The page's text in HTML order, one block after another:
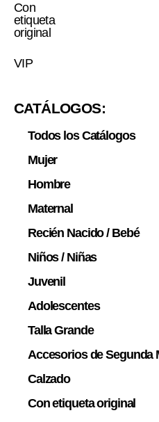
Con
etiqueta
original
VIP
CATÁLOGOS:
Todos los Catálogos
Mujer
Hombre
Maternal
Recién Nacido / Bebé
Niños / Niñas
Juvenil
Adolescentes
Talla Grande
Accesorios de Segunda
Calzado
Con etiqueta original